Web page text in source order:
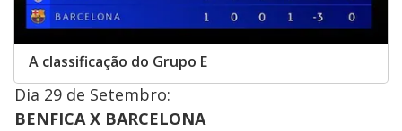
A classificação do Grupo E
Dia 29 de Setembro:
BENFICA X BARCELONA